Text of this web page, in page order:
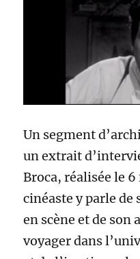
Un segment
un extrait
Broca, réalisée le 6
cinéaste y parle
en scène et de son
voyager dans